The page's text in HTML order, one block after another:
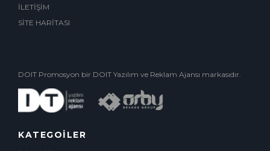
İLETİŞİM
SİTE HARİTASI
DOIT Promosyon bir DOIT Yazılım ve Reklam Ajansı markasıdır.
KATEGOİLER